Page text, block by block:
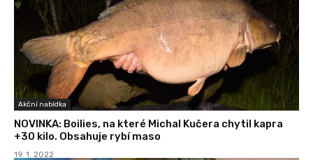
Akční nabídka
NOVINKA: Boilies, na které Michal Kučera chytil kapra
+30 kilo. Obsahuje rybí maso
19. 1. 2022